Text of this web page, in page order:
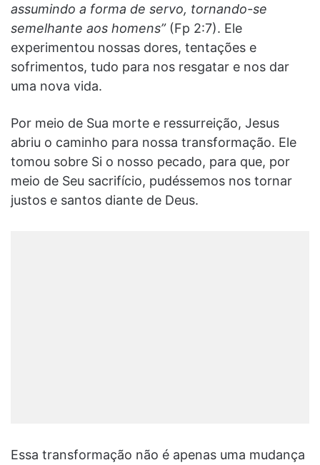
assumindo a forma de servo, tornando-se
semelhante aos homens” (Fp 2:7). Ele
experimentou nossas dores, tentações e
sofrimentos, tudo para nos resgatar e nos dar
uma nova vida.
Por meio de Sua morte e ressurreição, Jesus
abriu o caminho para nossa transformação. Ele
tomou sobre Si o nosso pecado, para que, por
meio de Seu sacrifício, pudéssemos nos tornar
justos e santos diante de Deus.
Essa transformação não é apenas uma mudança